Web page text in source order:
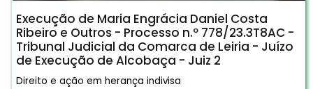
Execução de Maria Engrácia Daniel Costa
Ribeiro e Outros - Processo n.º 778/23.3T8AC -
Tribunal Judicial da Comarca de Leiria - Juízo
de Execução de Alcobaça - Juiz 2
Direito e ação em herança indivisa